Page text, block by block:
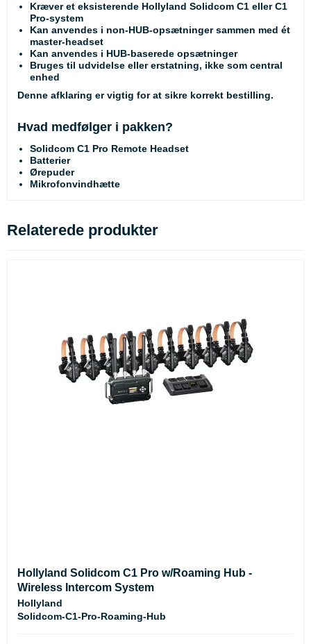
Kræver et eksisterende Hollyland Solidcom C1 eller C1
Pro-system
Kan anvendes i non-HUB-opsætninger sammen med ét
master-headset
Kan anvendes i HUB-baserede opsætninger
Bruges til udvidelse eller erstatning, ikke som central
enhed
Denne afklaring er vigtig for at sikre korrekt bestilling.
Hvad medfølger i pakken?
Solidcom C1 Pro Remote Headset
Batterier
Ørepuder
Mikrofonvindhætte
Relaterede produkter
Hollyland Solidcom C1 Pro w/Roaming Hub -
Wireless Intercom System
Hollyland
Solidcom-C1-Pro-Roaming-Hub